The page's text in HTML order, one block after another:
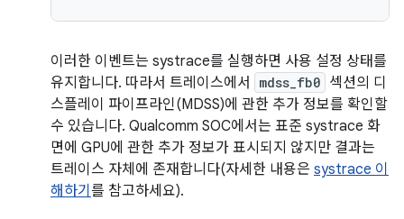
이러한 이벤트는 systrace를 실행하면 사용 설정 상태를
유지합니다. 따라서 트레이스에서
mdss_fb0 섹션의 디
스플레이 파이프라인(MDSS)에 관한 추가 정보를 확인할
수 있습니다. Qualcomm SOC에서는 표준 systrace 화
면에 GPU에 관한 추가 정보가 표시되지 않지만 결과는
트레이스 자체에 존재합니다(자세한 내용은 systrace 이
해하기 를 참고하세요).